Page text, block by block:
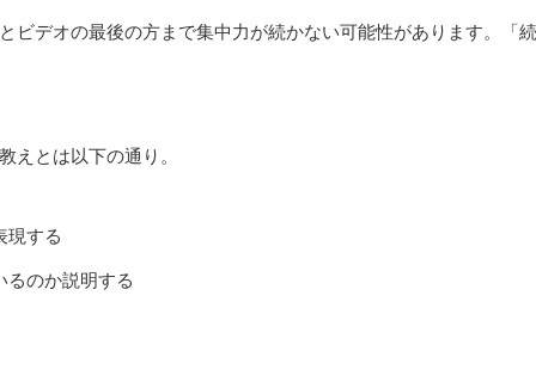
ビデオの最後の方まで集中力が続かない可能性があります。「続
えとは以下の通り。
現する
るのか説明する